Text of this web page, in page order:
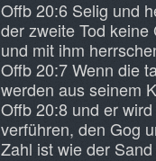
Offb 20:6 Selig und
der zweite Tod
und mit ihm
Offb 20:7 Wenn die
werden aus seinem
Offb 20:8 und er
verführen, den Gog
Zahl ist wie der